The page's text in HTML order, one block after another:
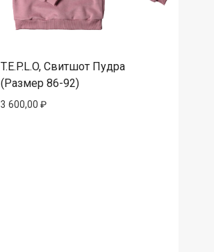
T.E.P.L.O, Свитшот Пудра
(Размер 86-92)
3 600,00 ₽